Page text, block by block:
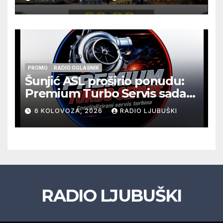
Kraljevića i osmorice
pripadnika HOS-a
PROMO RADIO OGLASNIK
Šunjić ASL proširio ponudu:
Premium Turbo Servis sada
na jednoj adresi u Ljubuškom
6 KOLOVOZA, 2026 RADIO LJUBUŠKI
RADIO LJUBUŠKI